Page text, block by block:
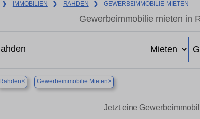
❯ IMMOBILIEN ❯ RAHDEN ❯ GEWERBEIMMOBILIE-MIETEN
Gewerbeimmobilie mieten in
Rahden× Gewerbeimmobilie Mieten×
Jetzt eine